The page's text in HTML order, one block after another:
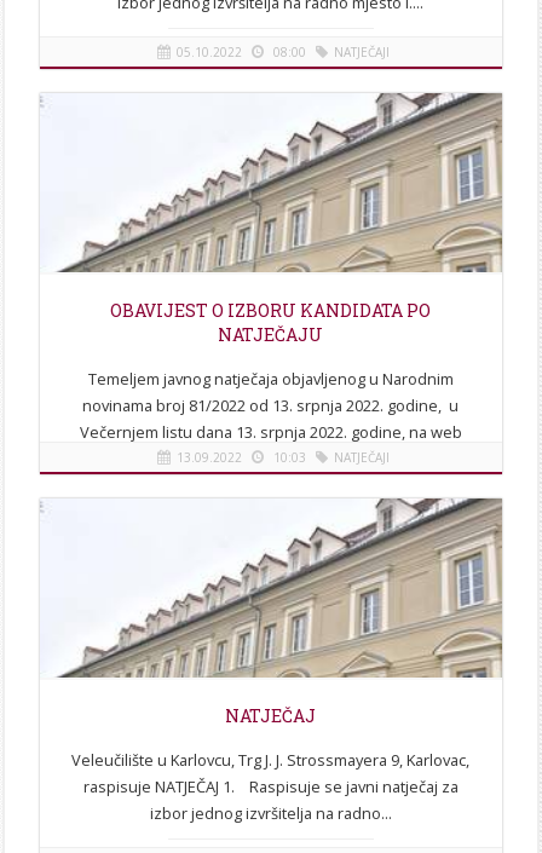
[više]
05.10.2022 08:00 NATJEČAJI
OBAVIJEST O IZBORU KANDIDATA PO
NATJEČAJU
Temeljem javnog natječaja objavljenog u Narodnim
novinama broj 81/2022 od 13. srpnja 2022. godine, u
Večernjem listu dana 13. srpnja 2022. godine, na web
stranicama...
13.09.2022 10:03 NATJEČAJI
NATJEČAJ
Veleučilište u Karlovcu, Trg J. J. Strossmayera 9, Karlovac,
raspisuje NATJEČAJ 1. Raspisuje se javni natječaj za
izbor jednog izvršitelja na radno...